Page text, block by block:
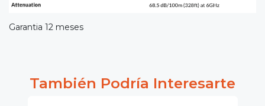
Garantia 12 meses
También Podría Interesarte